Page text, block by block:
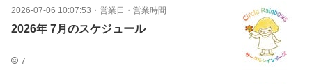
2026-07-06 10:07:53 ・ 営業日・営業時間
2026年 7月のスケジュール
7